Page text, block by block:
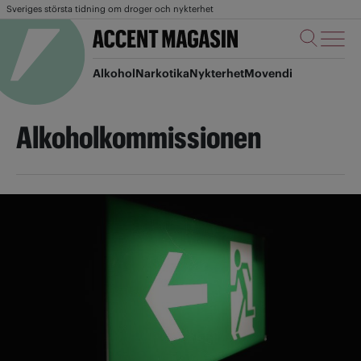
Sveriges största tidning om droger och nykterhet
AlkoholNarkotikaNykterhetMovendi
Alkoholkommissionen